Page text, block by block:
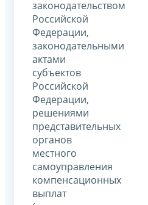
законодательством
Российской
Федерации,
законодательными
актами
субъектов
Российской
Федерации,
решениями
представительных
органов
местного
самоуправления
компенсационных
выплат